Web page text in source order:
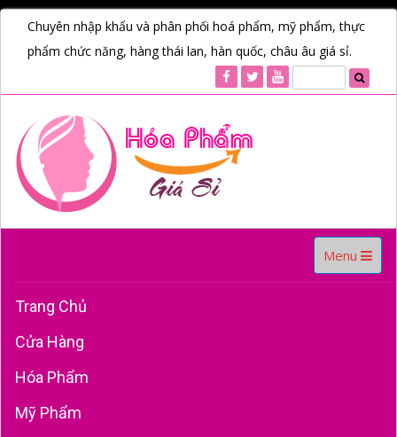
Chuyên nhập khẩu và phân phối hoá phẩm, mỹ phẩm, thực
phẩm chức năng, hàng thái lan, hàn quốc, châu âu giá sỉ.
Toggle
navigation
Menu
Trang Chủ
Cửa Hàng
Hóa Phẩm
Mỹ Phẩm